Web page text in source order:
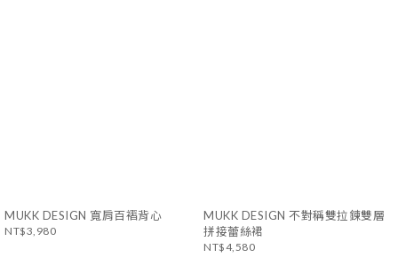
MUKK DESIGN 寬肩百褶背心
NT$3,980
MUKK DESIGN 不對稱雙拉鍊雙層
拼接蕾絲裙
NT$4,580